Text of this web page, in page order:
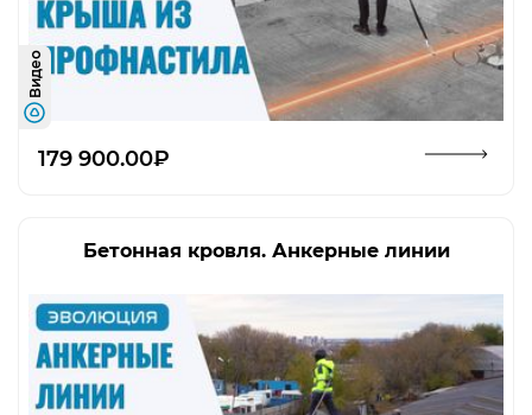
Видео
179 900.00₽
Бетонная кровля. Анкерные линии